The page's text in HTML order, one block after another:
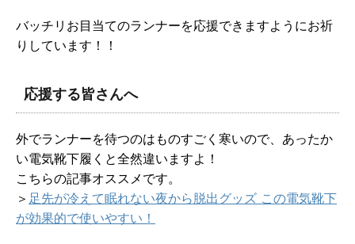
バッチリお目当てのランナーを応援できますようにお祈
りしています！！
応援する皆さんへ
外でランナーを待つのはものすごく寒いので、あったか
い電気靴下履くと全然違いますよ！
こちらの記事オススメです。
＞ 足先が冷えて眠れない夜から脱出グッズ この電気靴下
が効果的で使いやすい！